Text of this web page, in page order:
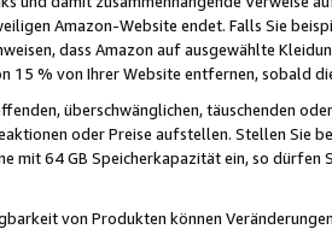
Amazon-Website endet. Falls Sie
dass Amazon auf ausgewählte
15 % von Ihrer Website entfernen, sobald
überschwänglichen, täuschenden
oder Preise aufstellen. Stellen Sie
mit 64 GB Speicherkapazität ein, so dürfen
von Produkten können